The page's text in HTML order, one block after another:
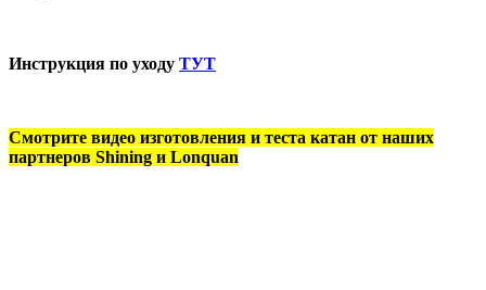
Инструкция по уходу ТУТ
Смотрите видео изготовления и теста катан от наших
партнеров Shining и Lonquan